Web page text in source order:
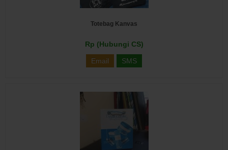
Totebag Kanvas
Rp (Hubungi CS)
Email SMS